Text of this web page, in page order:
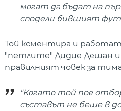
могат да бъдат на
сподели бившият
Той коментира и
"петлите" Дидие Дешан
правилният човек за
"Когато той пое
съставът не беше в